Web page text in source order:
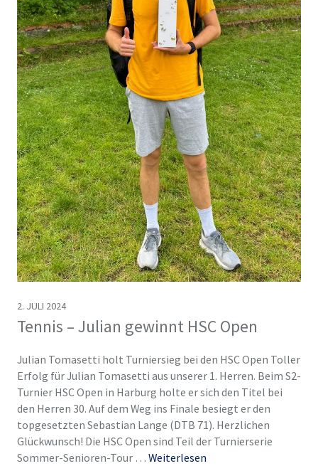
Tennis – Julian gewinnt HSC Open
2. JULI 2024
Julian Tomasetti holt Turniersieg bei den HSC Open Toller
Erfolg für Julian Tomasetti aus unserer 1. Herren. Beim S2-
Turnier HSC Open in Harburg holte er sich den Titel bei
den Herren 30. Auf dem Weg ins Finale besiegt er den
topgesetzten Sebastian Lange (DTB 71). Herzlichen
Glückwunsch! Die HSC Open sind Teil der Turnierserie
Sommer-Senioren-Tour … Weiterlesen